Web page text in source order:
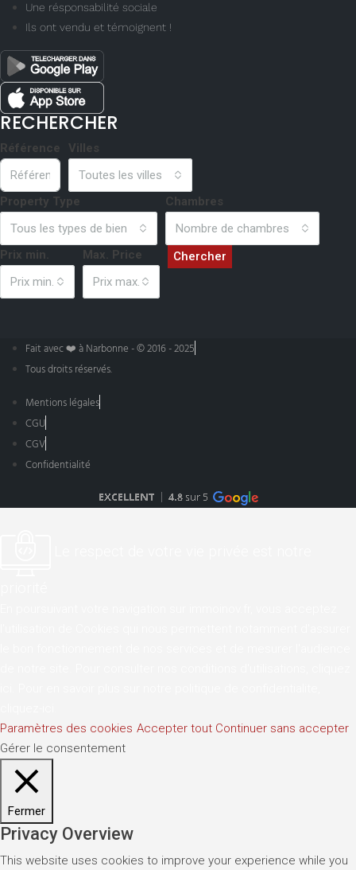
Une résponsabilité sociale
Ils ont vendu et témoignent !
RECHERCHER
Référence
Villes
Toutes les villes
Property Type
Tous les types de bien
Chambres
Nombre de chambres
Prix min.
Prix min.
Max. Price
Prix max.
Chercher
Fait avec ❤️ à Narbonne - © 2016 - 2025
Tous droits réservés.
Mentions légales
CGU
CGV
Confidentialité
Paramètres des cookies Accepter tout Continuer sans accepter
Gérer le consentement
Fermer
Privacy Overview
This website uses cookies to improve your experience while you